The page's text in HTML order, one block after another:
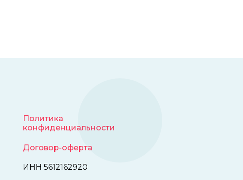
Политика
конфиденциальности
Договор-оферта
ИНН 5612162920